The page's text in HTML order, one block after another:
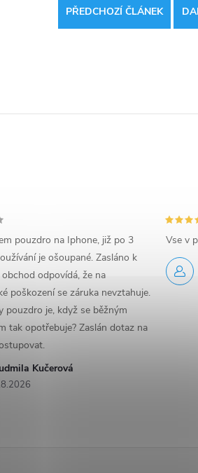
PŘEDCHOZÍ ČLÁNEK
Kučerová
pouzdro na Iphone, již po 3
je ošoupané. Zasláno k
obchod odpovídá, že na
poškození se záruka nevztahuje.
pouzdro je, když se běžným
tak opotřebuje? Zaslán dotaz na
Vse v